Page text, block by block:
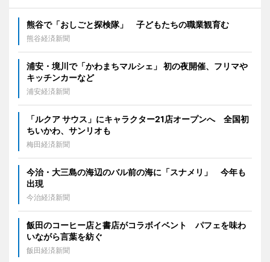
熊谷で「おしごと探検隊」 子どもたちの職業観育む
熊谷経済新聞
浦安・境川で「かわまちマルシェ」 初の夜開催、フリマや
キッチンカーなど
浦安経済新聞
「ルクア サウス」にキャラクター21店オープンへ 全国初
ちいかわ、サンリオも
梅田経済新聞
今治・大三島の海辺のバル前の海に「スナメリ」 今年も
出現
今治経済新聞
飯田のコーヒー店と書店がコラボイベント パフェを味わ
いながら言葉を紡ぐ
飯田経済新聞